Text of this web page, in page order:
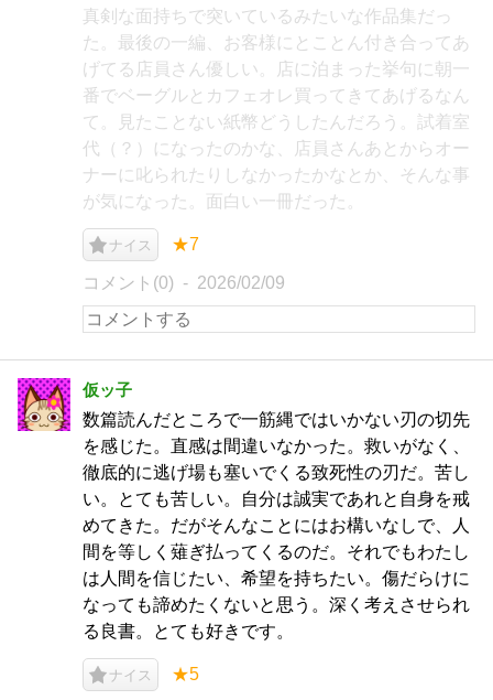
真剣な面持ちで突いているみたいな作品集だっ
た。最後の一編、お客様にとことん付き合ってあ
げてる店員さん優しい。店に泊まった挙句に朝一
番でベーグルとカフェオレ買ってきてあげるなん
て。見たことない紙幣どうしたんだろう。試着室
代（？）になったのかな、店員さんあとからオー
ナーに叱られたりしなかったかなとか、そんな事
が気になった。面白い一冊だった。
ナイス ★7
コメント(0) 2026/02/09
仮ッ子
数篇読んだところで一筋縄ではいかない刃の切先
を感じた。直感は間違いなかった。救いがなく、
徹底的に逃げ場も塞いでくる致死性の刃だ。苦し
い。とても苦しい。自分は誠実であれと自身を戒
めてきた。だがそんなことにはお構いなしで、人
間を等しく薙ぎ払ってくるのだ。それでもわたし
は人間を信じたい、希望を持ちたい。傷だらけに
なっても諦めたくないと思う。深く考えさせられ
る良書。とても好きです。
ナイス ★5